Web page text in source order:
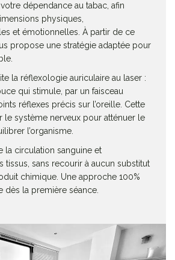
dépendance au tabac, afin
physiques,
et émotionnelles. À partir de ce
propose une stratégie adaptée pour
la réflexologie auriculaire au laser :
qui stimule, par un faisceau
réflexes précis sur l’oreille. Cette
le système nerveux pour atténuer le
l’organisme.
la circulation sanguine et
tissus, sans recourir à aucun substitut
chimique. Une approche 100%
dès la première séance.